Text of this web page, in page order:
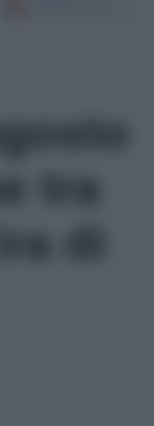
tra
di